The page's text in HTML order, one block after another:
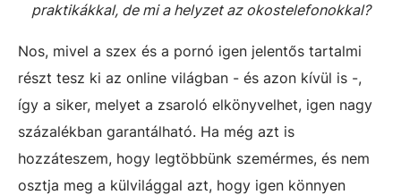
praktikákkal, de mi a helyzet az okostelefonokkal?
Nos, mivel a szex és a pornó igen jelentős tartalmi
részt tesz ki az online világban - és azon kívül is -,
így a siker, melyet a zsaroló elkönyvelhet, igen nagy
százalékban garantálható. Ha még azt is
hozzáteszem, hogy legtöbbünk szemérmes, és nem
osztja meg a külvilággal azt, hogy igen könnyen